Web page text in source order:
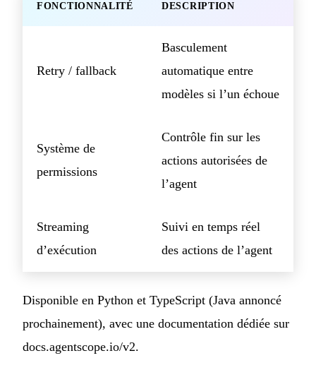
FONCTIONNALITÉ DESCRIPTION
Retry / fallback
Basculement
automatique entre
modèles si l’un échoue
Système de
permissions
Contrôle fin sur les
actions autorisées de
l’agent
Streaming
d’exécution
Suivi en temps réel
des actions de l’agent
Disponible en Python et TypeScript (Java annoncé
prochainement), avec une documentation dédiée sur
docs.agentscope.io/v2.